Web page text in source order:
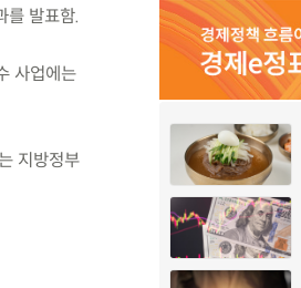
를 발표함.
사업에는
지방정부